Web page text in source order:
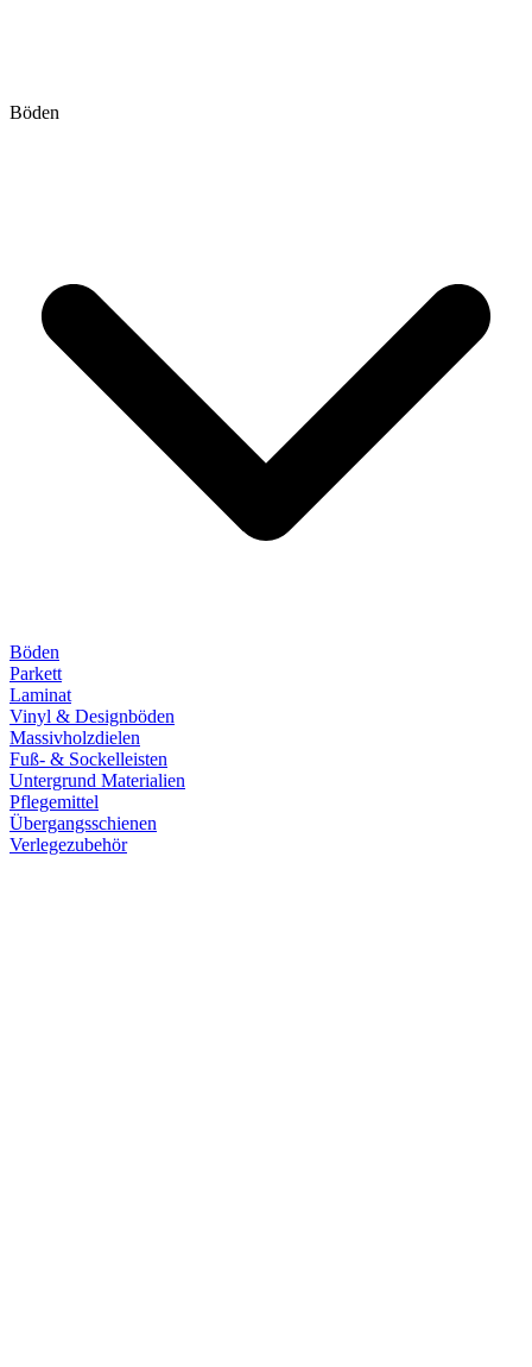
Böden
Böden
Parkett
Laminat
Vinyl & Designböden
Massivholzdielen
Fuß- & Sockelleisten
Untergrund Materialien
Pflegemittel
Übergangsschienen
Verlegezubehör